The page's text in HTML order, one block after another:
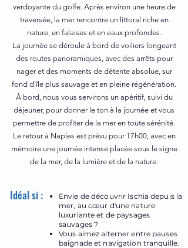
verdoyante du golfe. Après environ une heure de
traversée, la mer rencontre un littoral riche en
nature, en falaises et en eaux profondes.
La journée se déroule à bord de voiliers longeant
des routes panoramiques, avec des arrêts pour
nager et des moments de détente absolue, sur
fond d'île plus sauvage et en pleine régénération.
À bord, nous vous servirons un apéritif, suivi du
déjeuner, pour donner le ton à la journée et vous
permettre de profiter de la mer en toute sérénité.
Le retour à Naples est prévu pour 17h00, avec en
mémoire une journée intense placée sous le signe
de la mer, de la lumière et de la nature.
Idéal si :
Envie de découvrir Ischia depuis la
mer, au cœur d'une nature
luxuriante et de paysages
sauvages ?
Vous aimez alterner entre pauses
baignade et navigation tranquille.